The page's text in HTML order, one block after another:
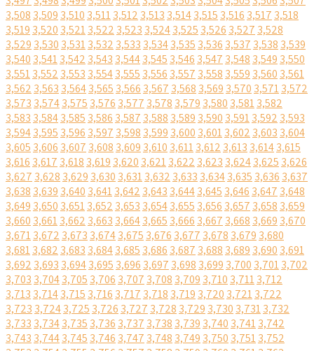
3,508 3,509 3,510 3,5113,512 3,513 3,5143,515 3,516 3,517 3,518
3,519 3,520 3,5213,522 3,523 3,5243,525 3,526 3,527 3,528
3,529 3,530 3,5313,532 3,533 3,5343,535 3,536 3,537 3,538 3,539
3,540 3,5413,542 3,543 3,5443,545 3,546 3,547 3,548 3,549 3,550
3,5513,552 3,553 3,5543,555 3,556 3,557 3,558 3,559 3,560 3,561
3,562 3,563 3,5643,565 3,566 3,567 3,568 3,569 3,570 3,5713,572
3,573 3,5743,575 3,576 3,577 3,578 3,579 3,580 3,5813,582
3,583 3,5843,585 3,586 3,587 3,588 3,589 3,590 3,5913,592 3,593
3,5943,595 3,596 3,597 3,598 3,599 3,600 3,6013,602 3,603 3,604
3,605 3,606 3,607 3,608 3,609 3,610 3,6113,612 3,613 3,6143,615
3,616 3,617 3,618 3,619 3,620 3,6213,622 3,623 3,6243,625 3,626
3,627 3,628 3,629 3,630 3,6313,632 3,633 3,6343,635 3,636 3,637
3,638 3,639 3,640 3,6413,642 3,643 3,6443,645 3,646 3,647 3,648
3,649 3,650 3,6513,652 3,653 3,6543,655 3,656 3,657 3,658 3,659
3,660 3,6613,662 3,663 3,6643,665 3,666 3,667 3,668 3,669 3,670
3,6713,672 3,673 3,6743,675 3,676 3,677 3,678 3,679 3,680
3,6813,682 3,683 3,6843,685 3,686 3,687 3,688 3,689 3,690 3,691
3,692 3,693 3,6943,695 3,696 3,697 3,698 3,699 3,700 3,7013,702
3,703 3,7043,705 3,706 3,707 3,708 3,709 3,710 3,7113,712
3,713 3,7143,715 3,716 3,717 3,718 3,719 3,720 3,7213,722
3,723 3,7243,725 3,726 3,727 3,728 3,729 3,730 3,7313,732
3,733 3,7343,735 3,736 3,737 3,738 3,739 3,740 3,7413,742
3,743 3,7443,745 3,746 3,747 3,748 3,749 3,750 3,7513,752